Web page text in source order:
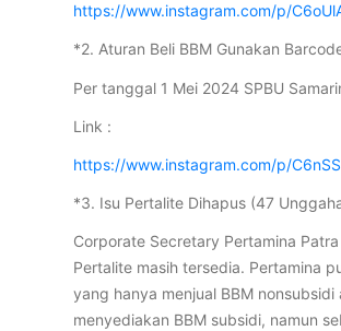
https://www.instagram.com/p/
*2. Aturan Beli BBM Gunakan
Per tanggal 1 Mei 2024 SPBU
Link :
https://www.instagram.com/p/
*3. Isu Pertalite Dihapus (47
Corporate Secretary Pertamina
Pertalite masih tersedia. Pertamina
yang hanya menjual BBM
menyediakan BBM subsidi, namun